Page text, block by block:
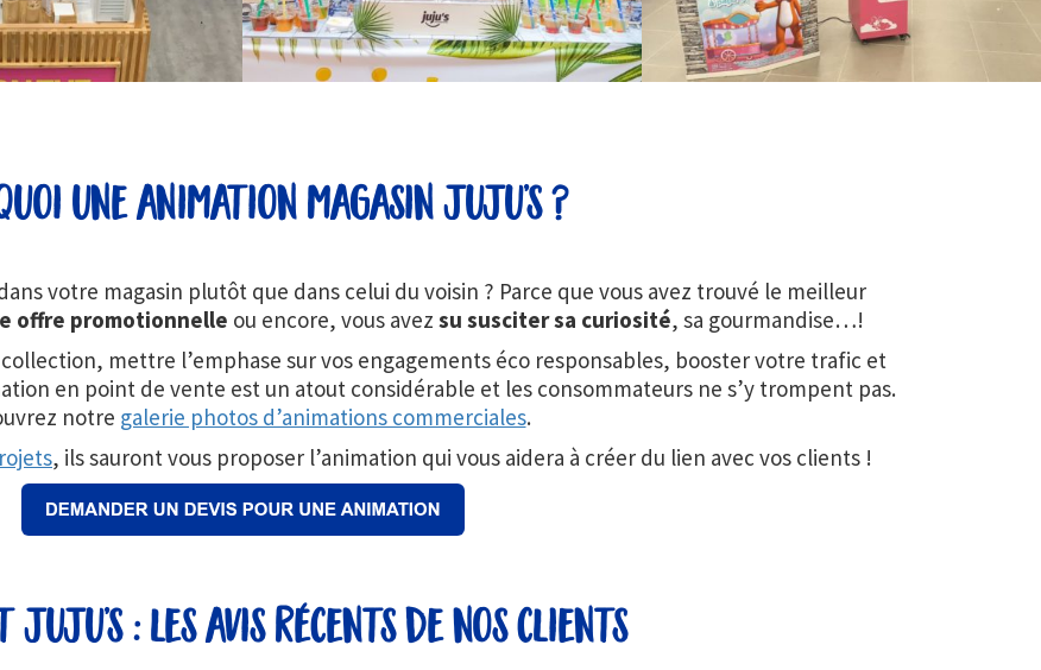
une animation magasin juju’s ?
votre magasin plutôt que dans celui du voisin ? Parce que vous avez trouvé le meilleur
offre promotionnelle ou encore, vous avez su susciter sa curiosité, sa gourmandise…!
mettre l’emphase sur vos engagements éco responsables, booster votre trafic et
en point de vente est un atout considérable et les consommateurs ne s’y trompent pas.
notre galerie photos d’animations commerciales.
, ils sauront vous proposer l’animation qui vous aidera à créer du lien avec vos clients !
juju’s : les avis récents de nos clients